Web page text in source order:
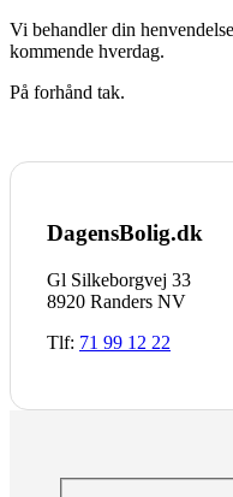
Vi behandler din
kommende hverdag.
På forhånd tak.
DagensBolig.dk
Gl Silkeborgvej 33
8920 Randers NV
Tlf: 71 99 12 22